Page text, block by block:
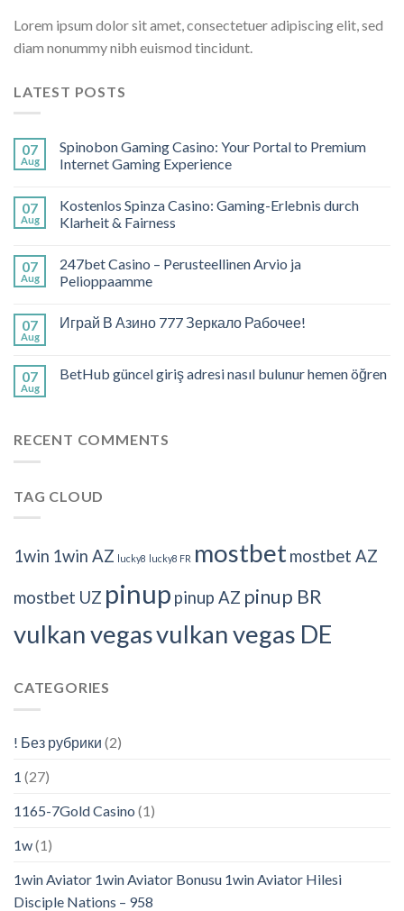
Lorem ipsum dolor sit amet, consectetuer adipiscing elit, sed
diam nonummy nibh euismod tincidunt.
LATEST POSTS
07
Aug
Spinobon Gaming Casino: Your Portal to Premium
Internet Gaming Experience
07
Aug
Kostenlos Spinza Casino: Gaming-Erlebnis durch
Klarheit & Fairness
07
Aug
247bet Casino – Perusteellinen Arvio ja
Pelioppaamme
07
Aug
Играй В Азино 777 Зеркало Рабочее!
07
Aug
BetHub güncel giriş adresi nasıl bulunur hemen öğren
RECENT COMMENTS
TAG CLOUD
1win 1win AZ lucky8 lucky8 FR mostbetmostbet AZ
mostbet UZ pinup pinup AZ pinup BR
vulkan vegasvulkan vegas DE
CATEGORIES
! Без рубрики (2)
1 (27)
1165-7Gold Casino (1)
1w(1)
1win Aviator 1win Aviator Bonusu 1win Aviator Hilesi
Disciple Nations – 958